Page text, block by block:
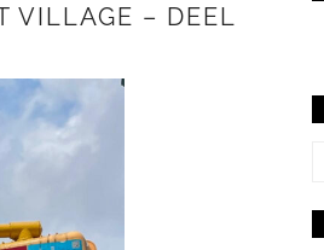
VILLAGE – DEEL